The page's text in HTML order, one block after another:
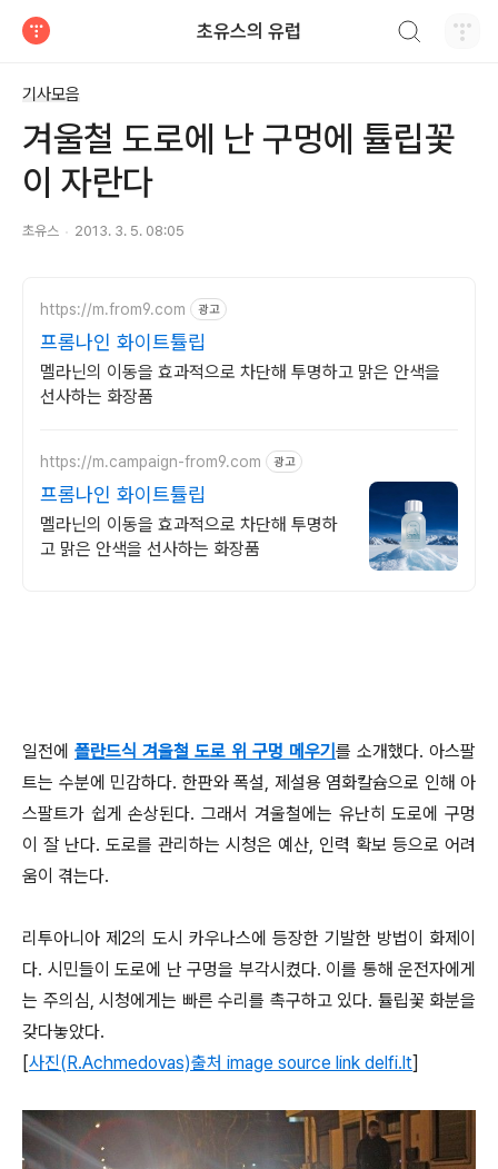
초유스의 유럽
기사모음
겨울철 도로에 난 구멍에 튤립꽃
이 자란다
초유스 2013. 3. 5. 08:05
https://m.from9.com 광고
프롬나인 화이트튤립
멜라닌의 이동을 효과적으로 차단해 투명하고 맑은 안색을
선사하는 화장품
https://m.campaign-from9.com 광고
프롬나인 화이트튤립
멜라닌의 이동을 효과적으로 차단해 투명하
고 맑은 안색을 선사하는 화장품
일전에 폴란드식 겨울철 도로 위 구멍 메우기 를 소개했다. 아스팔
트는 수분에 민감하다. 한판와 폭설, 제설용 염화칼슘으로 인해 아
스팔트가 쉽게 손상된다. 그래서 겨울철에는 유난히 도로에 구멍
이 잘 난다. 도로를 관리하는 시청은 예산, 인력 확보 등으로 어려
움이 겪는다.
리투아니아 제2의 도시 카우나스에 등장한 기발한 방법이 화제이
다. 시민들이 도로에 난 구멍을 부각시켰다. 이를 통해 운전자에게
는 주의심, 시청에게는 빠른 수리를 촉구하고 있다. 튤립꽃 화분을
갖다놓았다.
[사진(R.Achmedovas)출처 image source link delfi.lt]